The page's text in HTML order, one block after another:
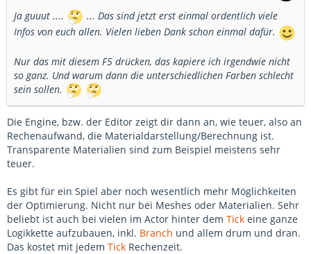
Ja guuut ....
... Das sind jetzt erst einmal ordentlich viele
Infos von euch allen. Vielen lieben Dank schon einmal dafür.
Nur das mit diesem F5 drücken, das kapiere ich irgendwie nicht
so ganz. Und warum dann die unterschiedlichen Farben schlecht
sein sollen.
Die Engine, bzw. der Editor zeigt dir dann an, wie teuer, also an
Rechenaufwand, die Materialdarstellung/Berechnung ist.
Transparente Materialien sind zum Beispiel meistens sehr
teuer.
Es gibt für ein Spiel aber noch wesentlich mehr Möglichkeiten
der Optimierung. Nicht nur bei Meshes oder Materialien. Sehr
beliebt ist auch bei vielen im Actor hinter dem Tick eine ganze
Logikkette aufzubauen, inkl. Branch und allem drum und dran.
Das kostet mit jedem Tick Rechenzeit.